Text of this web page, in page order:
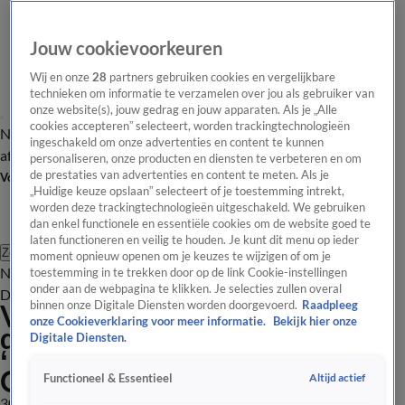
Nieuws van de DagOpinie van de Dag Onze categorieën Laatste
afleveringVideo's Nieuws van de Dag Podcast
Volg Nieuws van de Dag
Zoeken
Nieuws van de DagOpinie van de
Dag
Video'sUitzendingen PodcastPanelContact
Vier uur durend gesprek met
de moeder bleek vol fouten:
‘Die ontdekten wij, niet het
OM.’
Jouw cookievoorkeuren
Wij en onze28 partners gebruiken cookies en vergelijkbare
technieken om informatie te verzamelen over jou als gebruiker van
onze website(s), jouw gedrag en jouw apparaten. Als je „Alle
cookies accepteren” selecteert, worden trackingtechnologieën
ingeschakeld om onze advertenties en content te kunnen
personaliseren, onze producten en diensten te verbeteren en om
de prestaties van advertenties en content te meten. Als je
„Huidige keuze opslaan” selecteert of je toestemming intrekt,
worden deze trackingtechnologieën uitgeschakeld. We gebruiken
dan enkel functionele en essentiële cookies om de website goed te
laten functioneren en veilig te houden. Je kunt dit menu op ieder
moment opnieuw openen om je keuzes te wijzigen of om je
toestemming in te trekken door op de link Cookie-instellingen
onder aan de webpagina te klikken. Je selecties zullen overal
binnen onze Digitale Diensten worden doorgevoerd. Raadpleeg
onze Cookieverklaring voor meer informatie.
Bekijk hier onze
Digitale Diensten.
Functioneel & Essentieel Altijd actief